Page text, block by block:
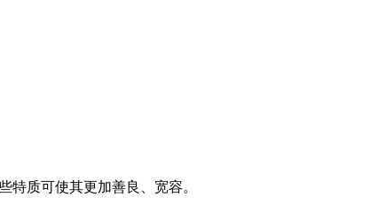
质可使其更加善良、宽容。